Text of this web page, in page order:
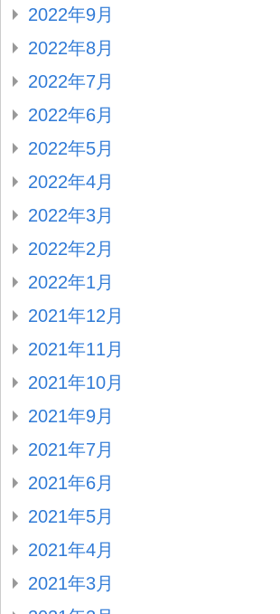
2022年9月
2022年8月
2022年7月
2022年6月
2022年5月
2022年4月
2022年3月
2022年2月
2022年1月
2021年12月
2021年11月
2021年10月
2021年9月
2021年7月
2021年6月
2021年5月
2021年4月
2021年3月